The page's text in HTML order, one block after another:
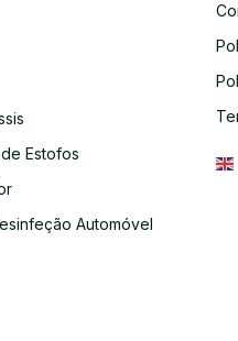
Estofos
Automóvel
Emissões
de
Gases
(CO)